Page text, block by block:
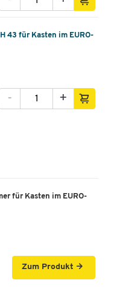
43 für Kasten im EURO-
+
-
für Kasten im EURO-
Zum Produkt